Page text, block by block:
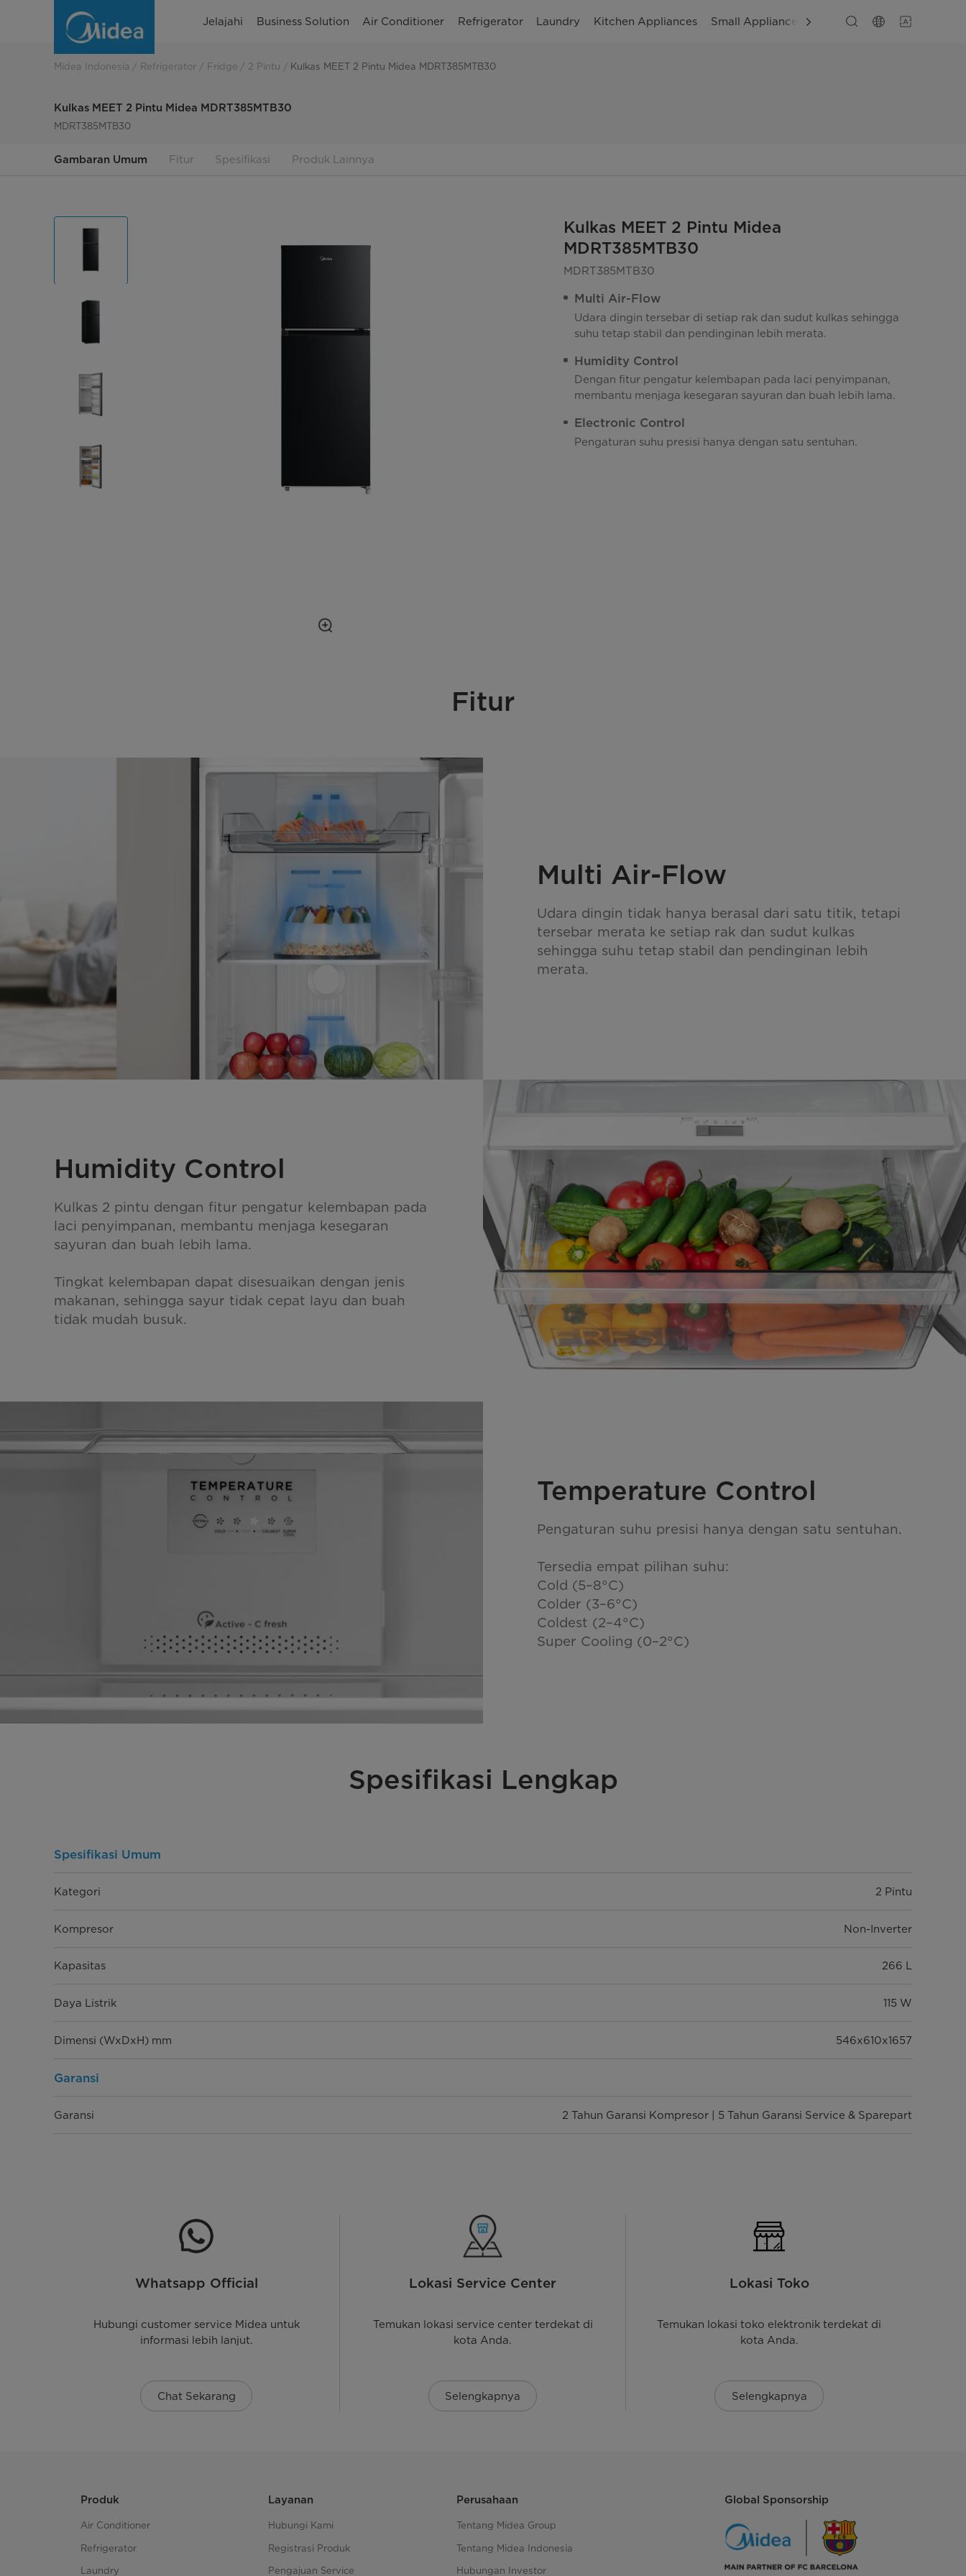
Indonesia
Jelajahi Business Solution Air Conditioner Refrigerator Laundry Kitchen Appliances Small Appliances Layanan
Midea Indonesia Refrigerator Fridge 2 Pintu Kulkas MEET 2 Pintu Midea MDRT385MTB30
Kulkas MEET 2 Pintu Midea MDRT385MTB30
MDRT385MTB30
Gambaran Umum Fitur Spesifikasi Produk Lainnya
Kulkas MEET 2 Pintu Midea
MDRT385MTB30
MDRT385MTB30
Multi Air-Flow
Udara dingin tersebar di setiap rak dan sudut kulkas sehingga
suhu tetap stabil dan pendinginan lebih merata.
Humidity Control
Dengan fitur pengatur kelembapan pada laci penyimpanan,
membantu menjaga kesegaran sayuran dan buah lebih lama.
Electronic Control
Pengaturan suhu presisi hanya dengan satu sentuhan.
Fitur
Multi Air-Flow
Udara dingin tidak hanya berasal dari satu titik, tetapi
tersebar merata ke setiap rak dan sudut kulkas
sehingga suhu tetap stabil dan pendinginan lebih
merata.
Humidity Control
Kulkas 2 pintu dengan fitur pengatur kelembapan pada
laci penyimpanan, membantu menjaga kesegaran
sayuran dan buah lebih lama.
Tingkat kelembapan dapat disesuaikan dengan jenis
makanan, sehingga sayur tidak cepat layu dan buah
tidak mudah busuk.
Temperature Control
Pengaturan suhu presisi hanya dengan satu sentuhan.
Tersedia empat pilihan suhu:
Cold (5–8°C)
Colder (3–6°C)
Coldest (2–4°C)
Super Cooling (0–2°C)
Spesifikasi Lengkap
Spesifikasi Umum
Kategori 2 Pintu
Kompresor Non-Inverter
Kapasitas 266 L
Daya Listrik 115 W
Dimensi (WxDxH) mm 546x610x1657
Garansi
Garansi 2 Tahun Garansi Kompresor | 5 Tahun Garansi Service & Sparepart
Whatsapp Official
Hubungi customer service Midea untuk
informasi lebih lanjut.
Chat Sekarang
Lokasi Service Center
Temukan lokasi service center terdekat di
kota Anda.
Selengkapnya
Lokasi Toko
Temukan lokasi toko elektronik terdekat di
kota Anda.
Selengkapnya
Produk
Air Conditioner
Refrigerator
Laundry
Layanan
Hubungi Kami
Registrasi Produk
Pengajuan Service
Perusahaan
Tentang Midea Group
Tentang Midea Indonesia
Hubungan Investor
Global Sponsorship